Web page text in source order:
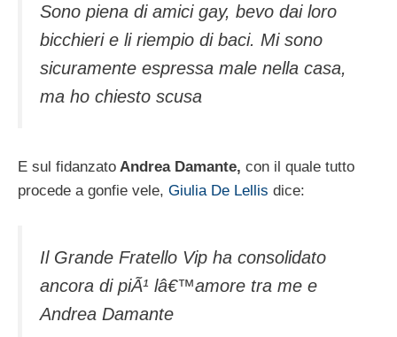
Sono piena di amici gay, bevo dai loro
bicchieri e li riempio di baci. Mi sono
sicuramente espressa male nella casa,
ma ho chiesto scusa
E sul fidanzato Andrea Damante, con il quale tutto
procede a gonfie vele, Giulia De Lellis dice:
Il Grande Fratello Vip ha consolidato
ancora di piÃ¹ lâ€™amore tra me e
Andrea Damante